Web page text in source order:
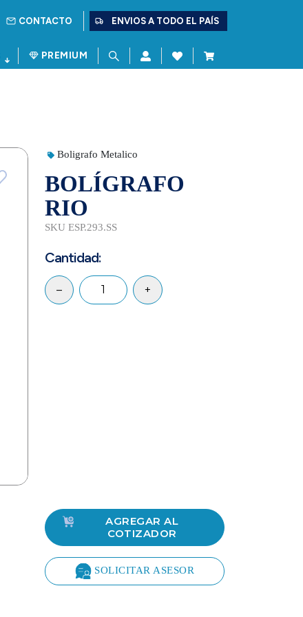
CONTACTO ENVIOS A TODO EL PAÍS
PREMIUM
Boligrafo Metalico
BOLÍGRAFO
RIO
SKU ESP.293.SS
Cantidad:
– +
AGREGAR AL
COTIZADOR
SOLICITAR ASESOR